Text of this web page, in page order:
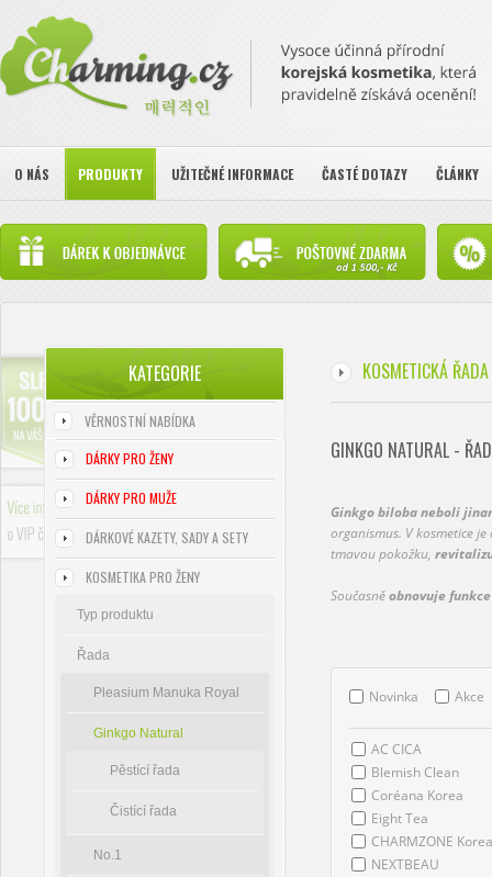
O NÁS PRODUKTY UŽITEČNÉ INFORMACE ČASTÉ DOTAZY ČLÁNKY
KATEGORIE
VĚRNOSTNÍ NABÍDKA
DÁRKY PRO ŽENY
DÁRKY PRO MUŽE
DÁRKOVÉ KAZETY, SADY A SETY
KOSMETIKA PRO ŽENY
Typ produktu
Řada
Pleasium Manuka Royal
Ginkgo Natural
Pěstící řada
Čistící řada
No.1
KOSMETICKÁ
GINKGO NATURAL -
Ginkgo biloba neboli
organismus. V kosmetice
tmavou pokožku,
Současněobnovuje
3) Absorbce -Pokožka má
prostydnutí se cévy
5) Dýchání -
6) Vnímání - V kůži se
7) Keratinizace - Buňky
šupin.
Díky působení ginkga
Novinka Akce
AC CICA
Blemish Clean
Coréana Korea
Eight Tea
CHARMZONE Korea
NEXTBEAU